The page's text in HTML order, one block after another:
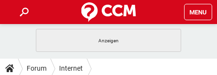
MENU
ANDROID
TIPPS & TRICKS
Forum Internet